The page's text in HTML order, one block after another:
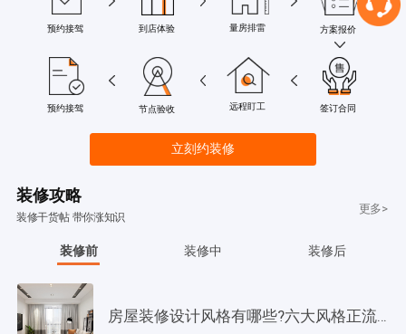
预约接驾 到店体验 量房排雷 方案报价
预约接驾 节点验收 远程盯工 签订合同
立刻约装修
装修攻略
装修干货帖 带你涨知识
更多>
装修前 装修中 装修后
房屋装修设计风格有哪些?六大风格正流行!